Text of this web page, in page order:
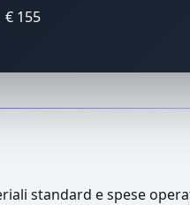
155
standard e spese